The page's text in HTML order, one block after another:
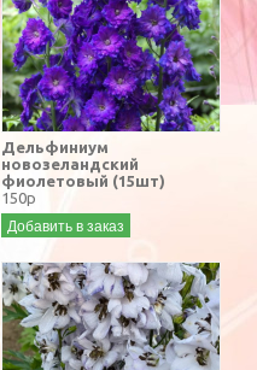
Дельфиниум
новозеландский
фиолетовый (15шт)
150р
Добавить в заказ